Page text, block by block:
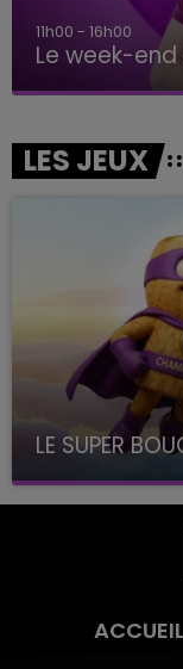
11h00 - 16h00
Le week-
LES JEUX
LE SUPER
avec La
ACCUEIL